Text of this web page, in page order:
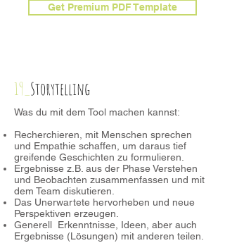
Get Premium PDF Template
19_ Storytelling
Was du mit dem Tool machen kannst:
Recherchieren, mit Menschen sprechen
und Empathie schaffen, um daraus tief
greifende Geschichten zu formulieren.
Ergebnisse z.B. aus der Phase Verstehen
und Beobachten zusammenfassen und mit
dem Team diskutieren.
Das Unerwartete hervorheben und neue
Perspektiven erzeugen.
Generell Erkenntnisse, Ideen, aber auch
Ergebnisse (Lösungen) mit anderen teilen.